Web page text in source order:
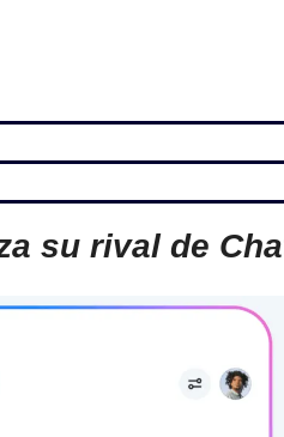
su rival de